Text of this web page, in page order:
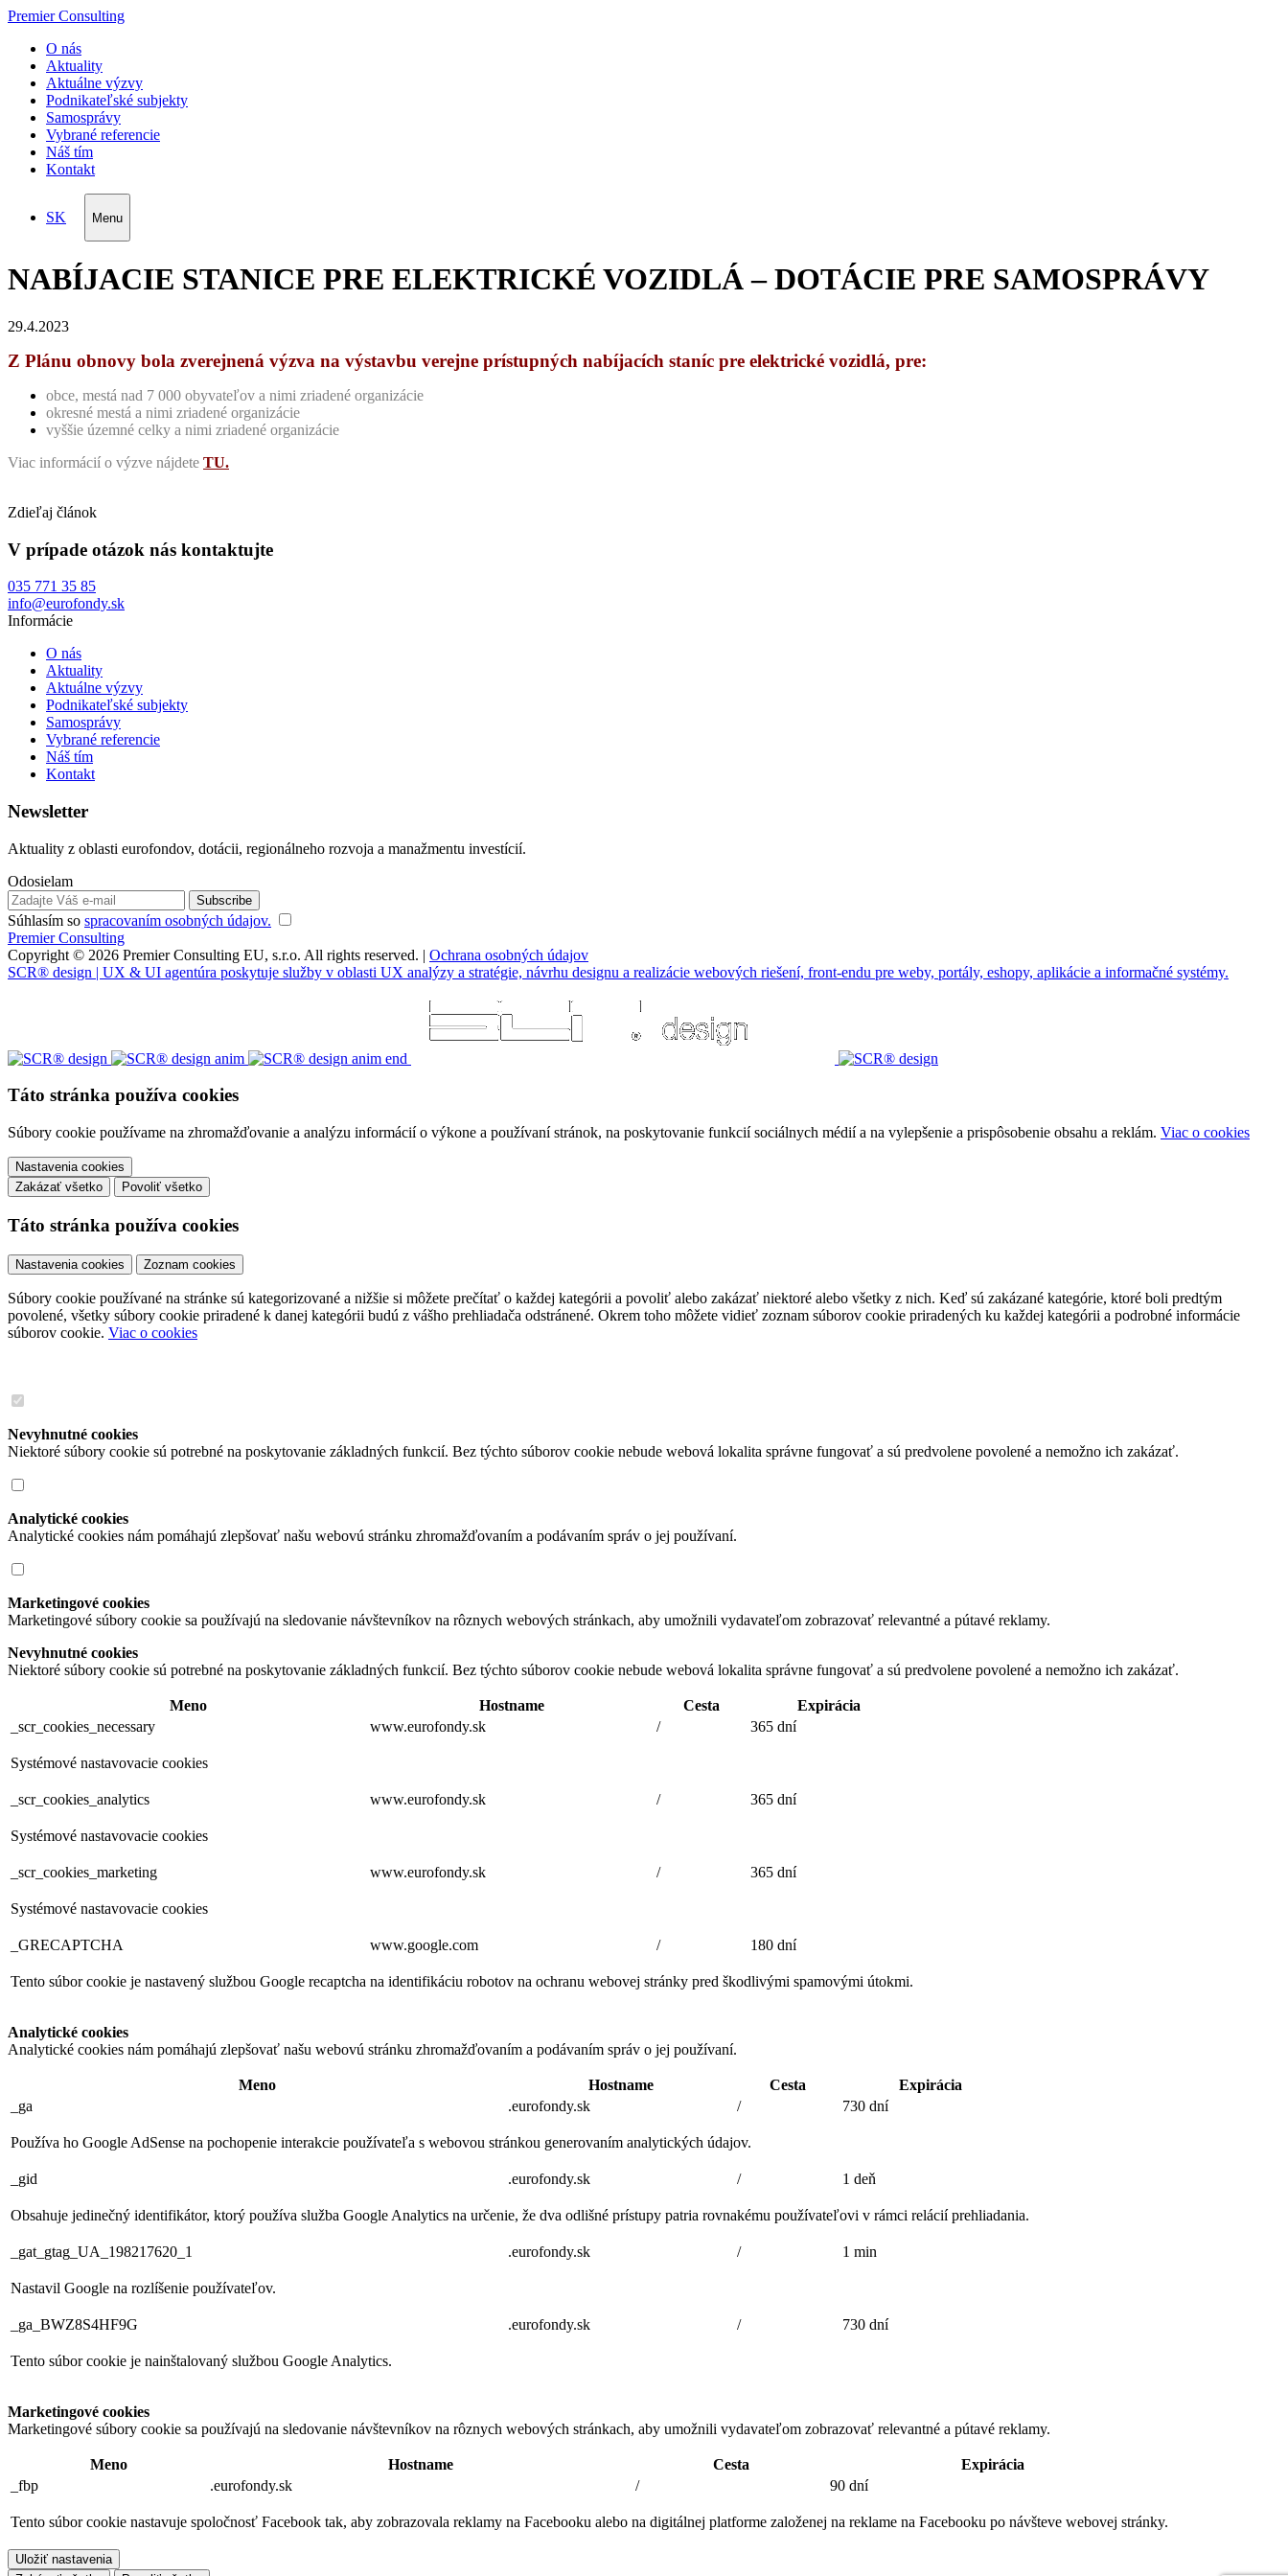
Premier Consulting
O nás
Aktuality
Aktuálne výzvy
Podnikateľské subjekty
Samosprávy
Vybrané referencie
Náš tím
Kontakt
SK Menu
NABÍJACIE STANICE PRE ELEKTRICKÉ VOZIDLÁ – DOTÁCIE PRE SAMOSPRÁVY
29.4.2023
Z Plánu obnovy bola zverejnená výzva na výstavbu verejne prístupných nabíjacích staníc pre elektrické vozidlá, pre:
obce, mestá nad 7 000 obyvateľov a nimi zriadené organizácie
okresné mestá a nimi zriadené organizácie
vyššie územné celky a nimi zriadené organizácie
Viac informácií o výzve nájdete TU.
Zdieľaj článok
V prípade otázok nás kontaktujte
035 771 35 85
info@eurofondy.sk
Informácie
O nás
Aktuality
Aktuálne výzvy
Podnikateľské subjekty
Samosprávy
Vybrané referencie
Náš tím
Kontakt
Newsletter
Aktuality z oblasti eurofondov, dotácii, regionálneho rozvoja a manažmentu investícií.
Odosielam
Súhlasím so spracovaním osobných údajov.
Premier Consulting
Copyright © 2026 Premier Consulting EU, s.r.o. All rights reserved. | Ochrana osobných údajov
SCR® design | UX & UI agentúra poskytuje služby v oblasti UX analýzy a stratégie, návrhu designu a realizácie webových riešení, front-endu pre weby, portály, eshopy, aplikácie a informačné systémy.
Táto stránka používa cookies
Súbory cookie používame na zhromažďovanie a analýzu informácií o výkone a používaní stránok, na poskytovanie funkcií sociálnych médií a na vylepšenie a prispôsobenie obsahu a reklám. Viac o cookies
Nastavenia cookies
Zakázať všetko
Povoliť všetko
Táto stránka používa cookies
Nastavenia cookies Zoznam cookies
Súbory cookie používané na stránke sú kategorizované a nižšie si môžete prečítať o každej kategórii a povoliť alebo zakázať niektoré alebo všetky z nich. Keď sú zakázané kategórie, ktoré boli predtým
povolené, všetky súbory cookie priradené k danej kategórii budú z vášho prehliadača odstránené. Okrem toho môžete vidieť zoznam súborov cookie priradených ku každej kategórii a podrobné informácie
súborov cookie. Viac o cookies
Nevyhnutné cookies
Niektoré súbory cookie sú potrebné na poskytovanie základných funkcií. Bez týchto súborov cookie nebude webová lokalita správne fungovať a sú predvolene povolené a nemožno ich zakázať.
Analytické cookies
Analytické cookies nám pomáhajú zlepšovať našu webovú stránku zhromažďovaním a podávaním správ o jej používaní.
Marketingové cookies
Marketingové súbory cookie sa používajú na sledovanie návštevníkov na rôznych webových stránkach, aby umožnili vydavateľom zobrazovať relevantné a pútavé reklamy.
Nevyhnutné cookies
Niektoré súbory cookie sú potrebné na poskytovanie základných funkcií. Bez týchto súborov cookie nebude webová lokalita správne fungovať a sú predvolene povolené a nemožno ich zakázať.
Meno Hostname Cesta
Expirácia
_scr_cookies_necessary
www.eurofondy.sk / 365 dní
Systémové nastavovacie cookies
_scr_cookies_analytics www.eurofondy.sk / 365 dní
Systémové nastavovacie cookies
_scr_cookies_marketing www.eurofondy.sk / 365 dní
Systémové nastavovacie cookies
_GRECAPTCHA www.google.com / 180 dní
Tento súbor cookie je nastavený službou Google recaptcha na identifikáciu robotov na ochranu webovej stránky pred škodlivými spamovými útokmi.
Analytické cookies
Analytické cookies nám pomáhajú zlepšovať našu webovú stránku zhromažďovaním a podávaním správ o jej používaní.
Meno Hostname Cesta
Expirácia
_ga
.eurofondy.sk / 730 dní
Používa ho Google AdSense na pochopenie interakcie používateľa s webovou stránkou generovaním analytických údajov.
_gid .eurofondy.sk / 1 deň
Obsahuje jedinečný identifikátor, ktorý používa služba Google Analytics na určenie, že dva odlišné prístupy patria rovnakému používateľovi v rámci relácií prehliadania.
_gat_gtag_UA_198217620_1 .eurofondy.sk / 1 min
Nastavil Google na rozlíšenie používateľov.
_ga_BWZ8S4HF9G .eurofondy.sk / 730 dní
Tento súbor cookie je nainštalovaný službou Google Analytics.
Marketingové cookies
Marketingové súbory cookie sa používajú na sledovanie návštevníkov na rôznych webových stránkach, aby umožnili vydavateľom zobrazovať relevantné a pútavé reklamy.
Meno Hostname Cesta
Expirácia
_fbp
.eurofondy.sk / 90 dní
Tento súbor cookie nastavuje spoločnosť Facebook tak, aby zobrazovala reklamy na Facebooku alebo na digitálnej platforme založenej na reklame na Facebooku po návšteve webovej stránky.
Uložiť nastavenia